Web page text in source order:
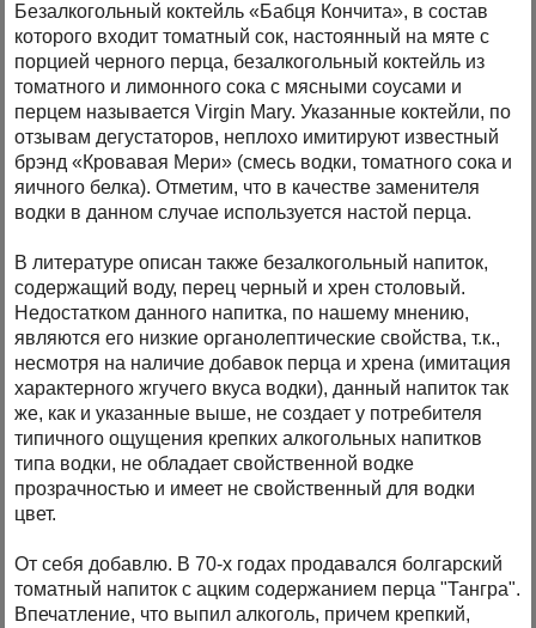
Безалкогольный коктейль «Бабця Кончита», в состав
которого входит томатный сок, настоянный на мяте с
порцией черного перца, безалкогольный коктейль из
томатного и лимонного сока с мясными соусами и
перцем называется Virgin Mary. Указанные коктейли, по
отзывам дегустаторов, неплохо имитируют известный
брэнд «Кровавая Мери» (смесь водки, томатного сока и
яичного белка). Отметим, что в качестве заменителя
водки в данном случае используется настой перца.
В литературе описан также безалкогольный напиток,
содержащий воду, перец черный и хрен столовый.
Недостатком данного напитка, по нашему мнению,
являются его низкие органолептические свойства, т.к.,
несмотря на наличие добавок перца и хрена (имитация
характерного жгучего вкуса водки), данный напиток так
же, как и указанные выше, не создает у потребителя
типичного ощущения крепких алкогольных напитков
типа водки, не обладает свойственной водке
прозрачностью и имеет не свойственный для водки
цвет.
От себя добавлю. В 70-х годах продавался болгарский
томатный напиток с ацким содержанием перца "Тангра".
Впечатление, что выпил алкоголь, причем крепкий,